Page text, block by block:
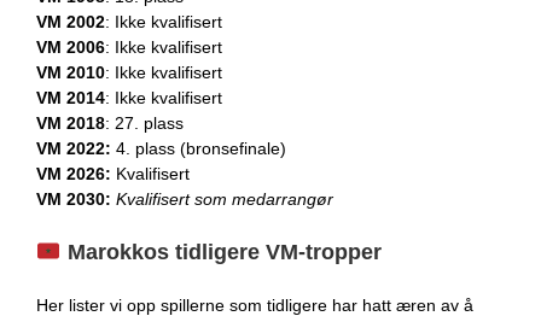
VM 2002: Ikke kvalifisert
VM 2006: Ikke kvalifisert
VM 2010: Ikke kvalifisert
VM 2014: Ikke kvalifisert
VM 2018: 27. plass
VM 2022: 4. plass (bronsefinale)
VM 2026: Kvalifisert
VM 2030: Kvalifisert som medarrangør
Marokkos tidligere VM-tropper
Her lister vi opp spillerne som tidligere har hatt æren av å